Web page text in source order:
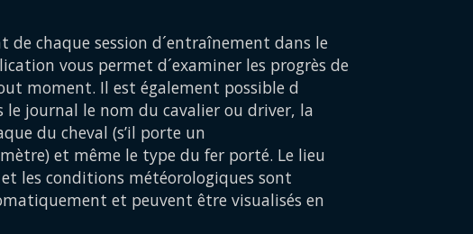
de chaque session d´entraînement dans le
vous permet d´examiner les progrès de
moment. Il est également possible d
le journal le nom du cavalier ou driver, la
du cheval (s’il porte un
et même le type du fer porté. Le lieu
les conditions météorologiques sont
et peuvent être visualisés en